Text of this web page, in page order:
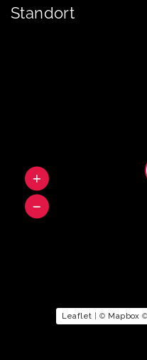
Standort
Leaflet | © Mapbox ©